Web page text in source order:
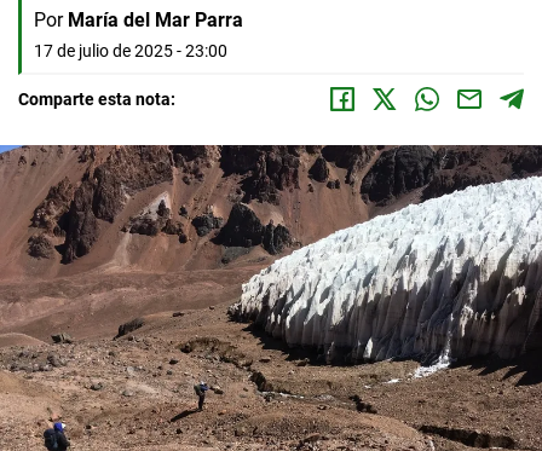
Por María del Mar Parra
17 de julio de 2025 - 23:00
Comparte esta nota: